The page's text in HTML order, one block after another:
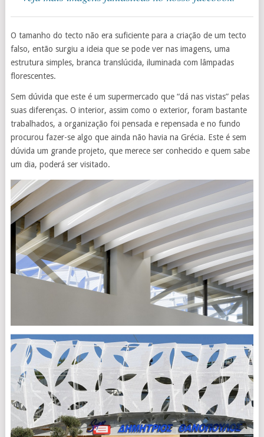
O tamanho do tecto não era suficiente para a criação de um tecto
falso, então surgiu a ideia que se pode ver nas imagens, uma
estrutura simples, branca translúcida, iluminada com lâmpadas
florescentes.
Sem dúvida que este é um supermercado que “dá nas vistas” pelas
suas diferenças. O interior, assim como o exterior, foram bastante
trabalhados, a organização foi pensada e repensada e no fundo
procurou fazer-se algo que ainda não havia na Grécia. Este é sem
dúvida um grande projeto, que merece ser conhecido e quem sabe
um dia, poderá ser visitado.